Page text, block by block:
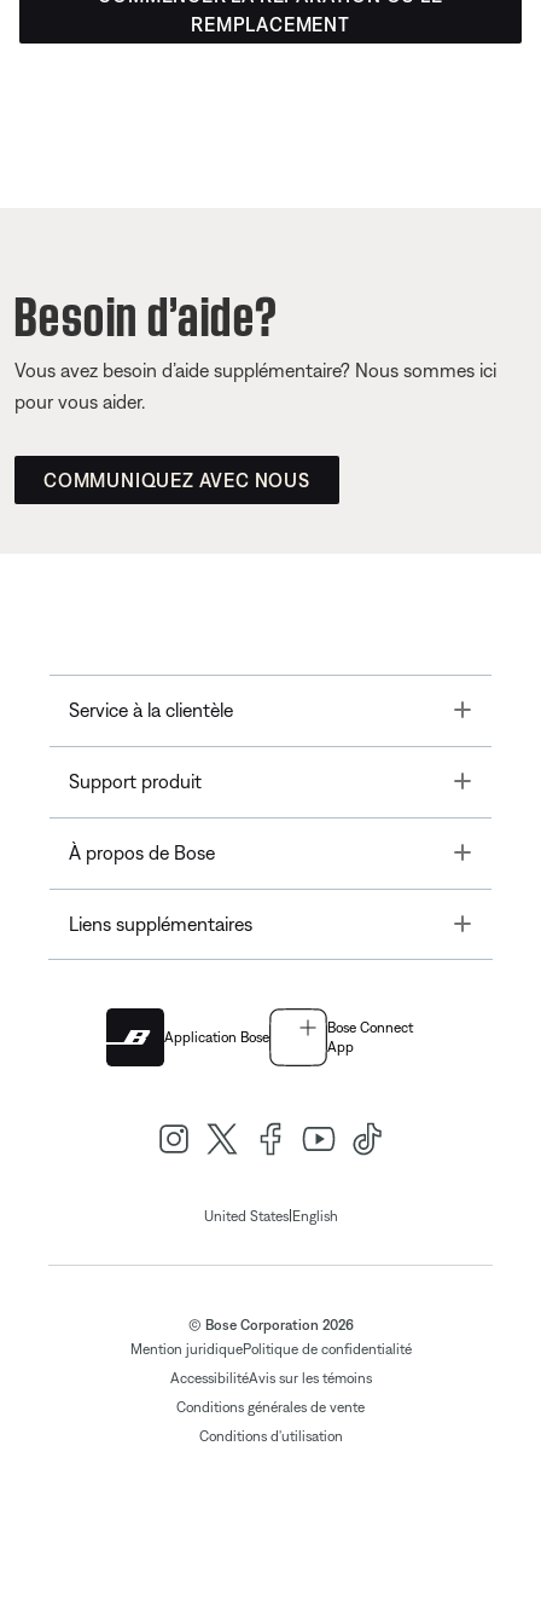
REMPLACEMENT
Besoin d’aide?
Vous avez besoin d’aide supplémentaire? Nous sommes ici
pour vous aider.
COMMUNIQUEZ AVEC NOUS
Service à la clientèle Toggle
Support produit Toggle
À propos de Bose Toggle
Liens supplémentaires Toggle
Application Bose
Bose Connect
App
United States| English
© Bose Corporation 2026
Mention juridiquePolitique de confidentialité
AccessibilitéAvis sur les témoins
Conditions générales de vente
Conditions d'utilisation